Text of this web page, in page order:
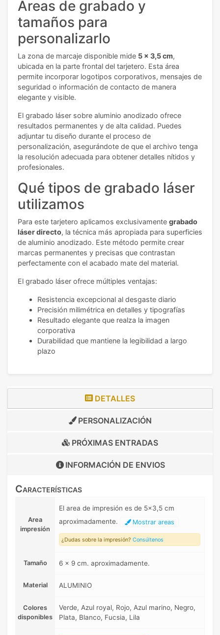
Áreas de grabado y
tamaños para
personalizarlo
La zona de marcaje disponible mide 5 x 3,5 cm,
ubicada en la parte frontal del tarjetero. Esta área
permite incorporar logotipos corporativos, mensajes de
seguridad o información de contacto de manera
elegante y visible.
El grabado láser sobre aluminio anodizado ofrece
resultados permanentes y de alta calidad. Puedes
adjuntar tu diseño durante el proceso de
personalización, asegurándote de que el archivo tenga
la resolución adecuada para obtener detalles nítidos y
profesionales.
Qué tipos de grabado láser
utilizamos
Para este tarjetero aplicamos exclusivamente grabado
láser directo, la técnica más apropiada para superficies
de aluminio anodizado. Este método permite crear
marcas permanentes y precisas que contrastan
perfectamente con el acabado mate del material.
El grabado láser ofrece múltiples ventajas:
Resistencia excepcional al desgaste diario
Precisión milimétrica en detalles y tipografías
Resultado elegante que realza la imagen
corporativa
Durabilidad que mantiene la legibilidad a largo
plazo
DETALLES
PERSONALIZACIÓN
PRÓXIMAS ENTRADAS
INFORMACIÓN DE ENVIOS
Características
Area
impresión
El area de impresión es de 5x3,5 cm
aproximadamente.
Mostrar areas
¿Dudas sobre la impresión? Consúltenos
Tamaño 6 x 9 cm. aproximadamente.
Material ALUMINIO
Colores
disponibles
Verde, Azul royal, Rojo, Azul marino, Negro,
Plata, Blanco, Fucsia, Lila